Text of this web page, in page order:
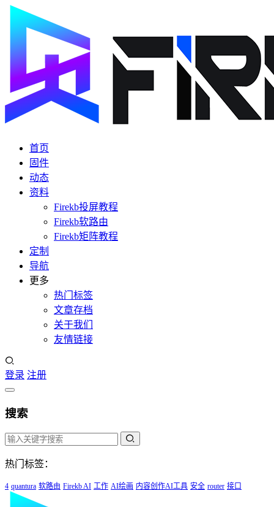
首页
固件
动态
资料
Firekb投屏教程
Firekb软路由
Firekb矩阵教程
定制
导航
更多
热门标签
文章存档
关于我们
友情链接
登录 注册
搜索
热门标签：
4 quantura 软路由 Firekb AI 工作 AI绘画 内容创作AI工具 安全 router 接口